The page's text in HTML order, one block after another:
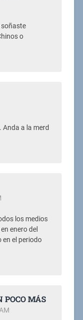
soñaste
o
Anda a la merd
los medios
enero del
en el periodo
POCO MÁS